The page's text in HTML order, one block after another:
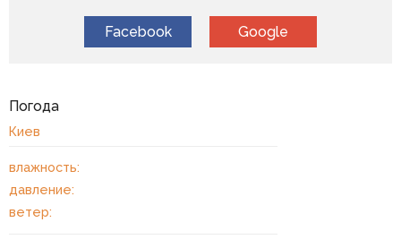
Facebook Google
Погода
Киев
влажность:
давление:
ветер: